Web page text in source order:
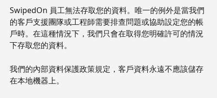
SwipedOn 員工無法存取您的資料。唯一的例外是當我們
的客戶支援團隊或工程師需要排查問題或協助設定您的帳
戶時。在這種情況下，我們只會在取得您明確許可的情況
下存取您的資料。
我們的內部資料保護政策規定，客戶資料永遠不應該儲存
在本地機器上。